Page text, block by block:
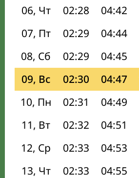
06, Чт
02:28 04:42
07, Пт
02:29 04:44
08, Сб
02:29 04:45
09, Вс
02:30 04:47
10, Пн
02:31 04:49
11, Вт
02:32 04:51
12, Ср
02:33 04:53
13, Чт
02:33 04:55